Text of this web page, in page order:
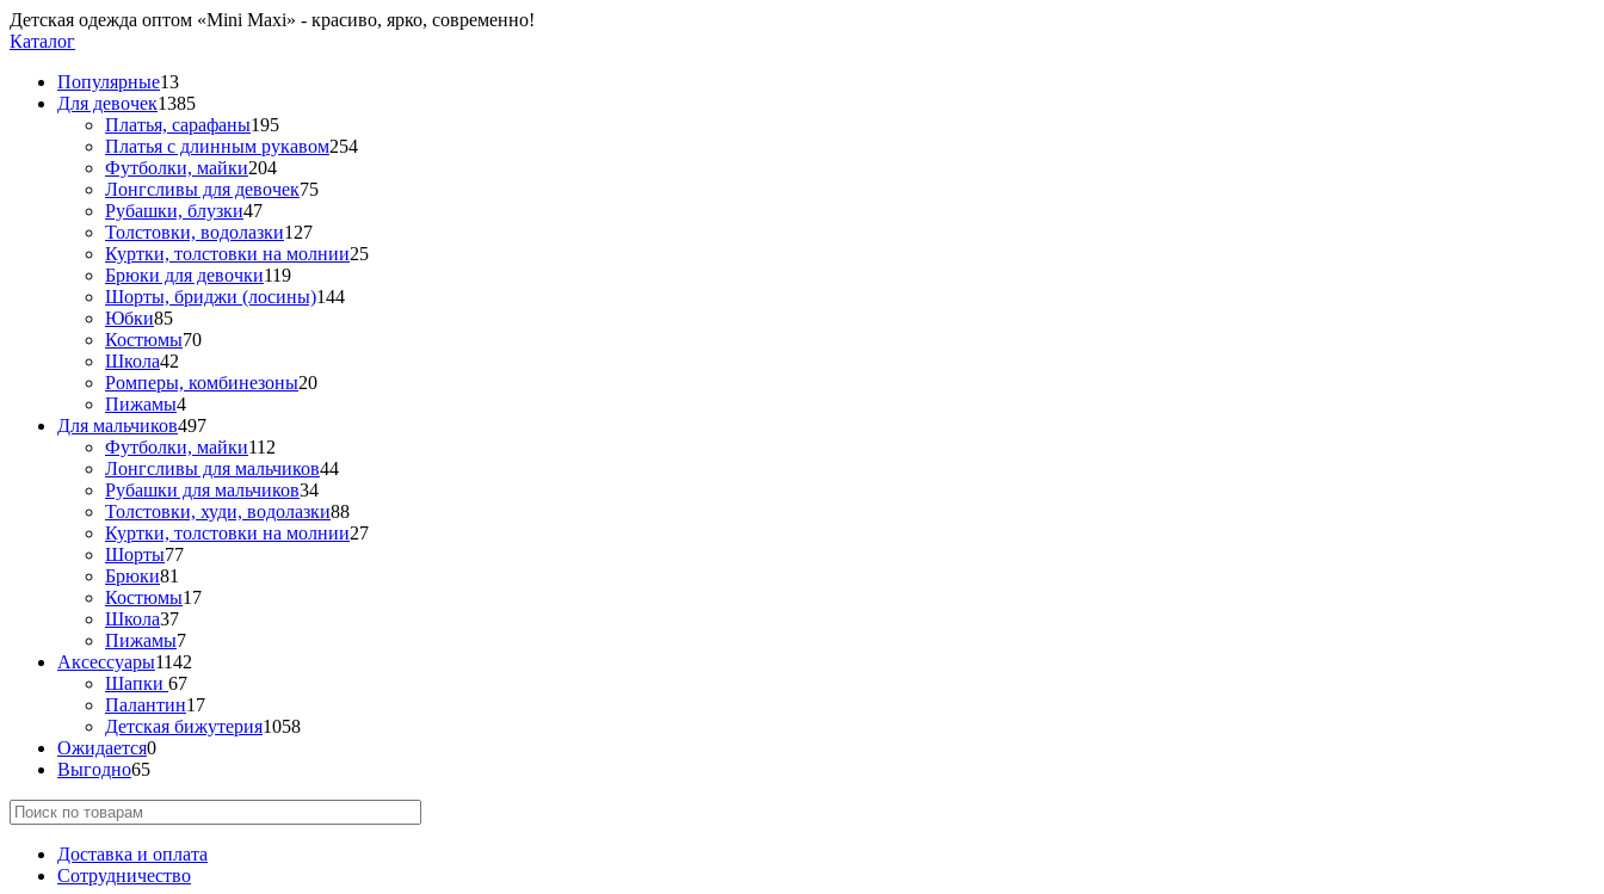
Детская одежда оптом «Mini Maxi» - красиво, ярко, современно!
Каталог
Популярные13
Для девочек1385
Платья, сарафаны195
Платья с длинным рукавом254
Футболки, майки204
Лонгсливы для девочек75
Рубашки, блузки47
Толстовки, водолазки127
Куртки, толстовки на молнии25
Брюки для девочки119
Шорты, бриджи (лосины)144
Юбки85
Костюмы70
Школа42
Ромперы, комбинезоны20
Пижамы4
Для мальчиков497
Футболки, майки112
Лонгсливы для мальчиков44
Рубашки для мальчиков34
Толстовки, худи, водолазки88
Куртки, толстовки на молнии27
Шорты77
Брюки81
Костюмы17
Школа37
Пижамы7
Аксессуары1142
Шапки 67
Палантин17
Детская бижутерия1058
Ожидается0
Выгодно65
Доставка и оплата
Сотрудничество